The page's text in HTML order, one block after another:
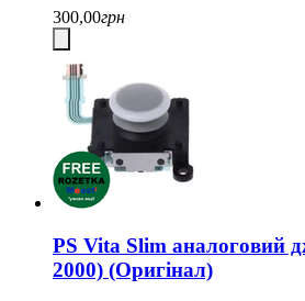
300,00грн
PS Vita Slim аналоговий
2000) (Оригінал)